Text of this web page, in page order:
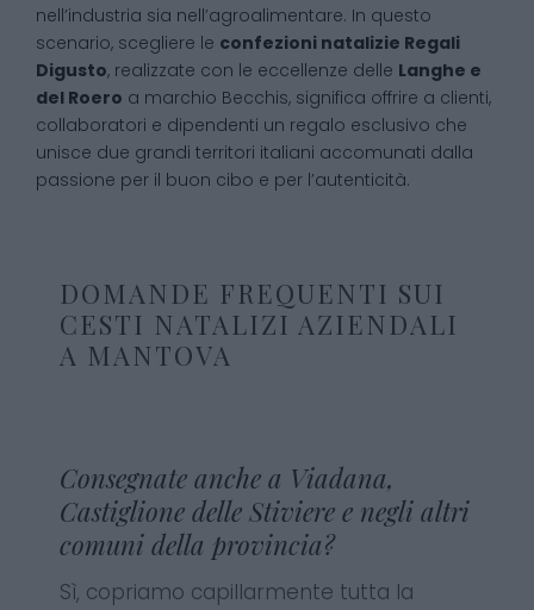
nell’industria sia nell’agroalimentare. In questo
scenario, scegliere le confezioni natalizie Regali
Digusto, realizzate con le eccellenze delle Langhe e
del Roero a marchio Becchis, significa offrire a clienti,
collaboratori e dipendenti un regalo esclusivo che
unisce due grandi territori italiani accomunati dalla
passione per il buon cibo e per l’autenticità.
DOMANDE FREQUENTI SUI
CESTI NATALIZI AZIENDALI
A MANTOVA
Consegnate anche a Viadana,
Castiglione delle Stiviere e negli altri
comuni della provincia?
Sì, copriamo capillarmente tutta la